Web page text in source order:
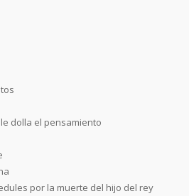
dolla el pensamiento
por la muerte del hijo del rey